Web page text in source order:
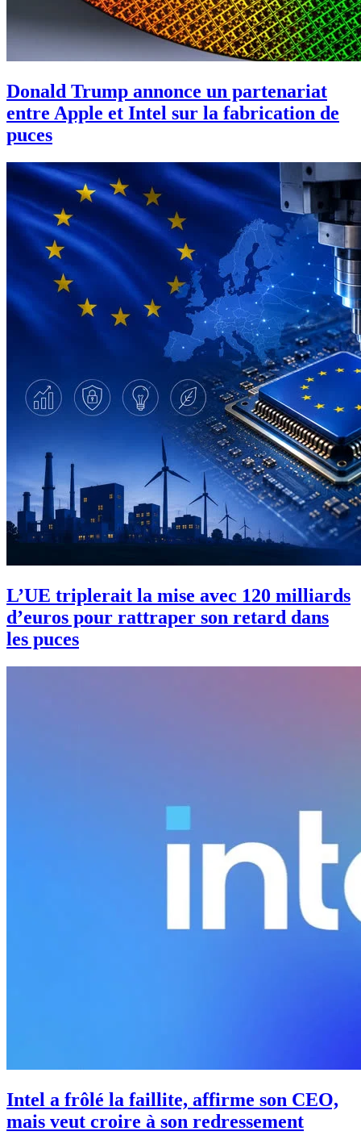
Donald Trump annonce un partenariat
entre Apple et Intel sur la fabrication de
puces
L’UE triplerait la mise avec 120 milliards
d’euros pour rattraper son retard dans
les puces
Intel a frôlé la faillite, affirme son CEO,
mais veut croire à son redressement